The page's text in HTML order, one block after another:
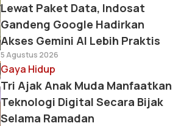
Lewat Paket Data, Indosat
Gandeng Google Hadirkan
Akses Gemini AI Lebih Praktis
5 Agustus 2026
Gaya Hidup
Tri Ajak Anak Muda Manfaatkan
Teknologi Digital Secara Bijak
Selama Ramadan